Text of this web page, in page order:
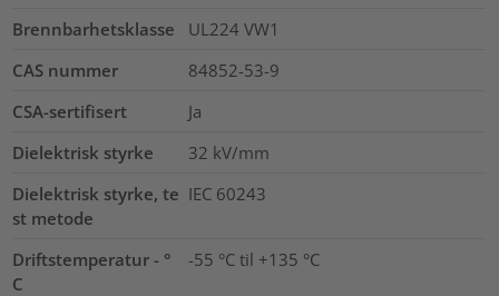
Brennbarhetsklasse
UL224 VW1
CAS nummer
84852-53-9
CSA-sertifisert
Ja
Dielektrisk styrke
32 kV/mm
Dielektrisk styrke, te
st metode
IEC 60243
Driftstemperatur - °
C
-55 °C til +135 °C